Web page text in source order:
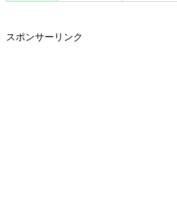
スポンサーリンク